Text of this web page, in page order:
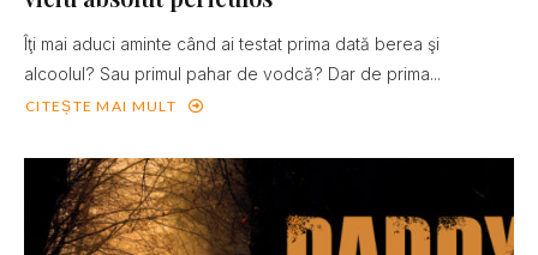
Îţi mai aduci aminte când ai testat prima dată berea şi
alcoolul? Sau primul pahar de vodcă? Dar de prima...
CITEȘTE MAI MULT